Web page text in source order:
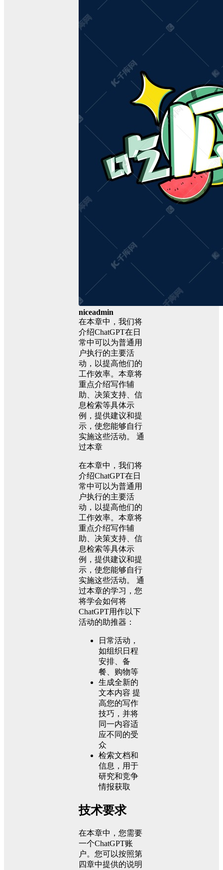
niceadmin
在本章中，我们将
介绍ChatGPT在日
常中可以为普通用
户执行的主要活
动，以提高他们的
工作效率。本章将
重点介绍写作辅
助、决策支持、信
息检索等具体示
例，提供建议和提
示，使您能够自行
实施这些活动。 通
过本章
在本章中，我们将
介绍ChatGPT在日
常中可以为普通用
户执行的主要活
动，以提高他们的
工作效率。本章将
重点介绍写作辅
助、决策支持、信
息检索等具体示
例，提供建议和提
示，使您能够自行
实施这些活动。 通
过本章的学习，您
将学会如何将
ChatGPT用作以下
活动的助推器：
日常活动，
如组织日程
安排、备
餐、购物等
生成全新的
文本内容 提
高您的写作
技巧，并将
同一内容适
应不同的受
众
检索文档和
信息，用于
研究和竞争
情报获取
技术要求
在本章中，您需要
一个ChatGPT账
户。您可以按照第
四章中提供的说明